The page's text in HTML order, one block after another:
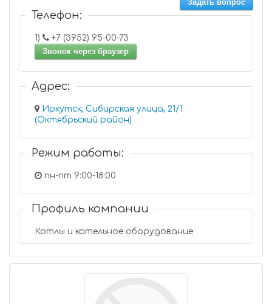
Задать вопрос
Телефон:
1)
+7 (3952) 95-00-73
Звонок через браузер
Адрес:
Иркутск, Сибирская улица, 21/1
(Октябрьский район)
Режим работы:
пн-пт 9:00-18:00
Профиль компании
Котлы и котельное оборудование